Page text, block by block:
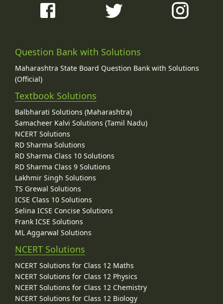
Question Bank with Solutions
Maharashtra State Board Question Bank with Solutions
(Official)
Textbook Solutions
Balbharati Solutions (Maharashtra)
Samacheer Kalvi Solutions (Tamil Nadu)
NCERT Solutions
RD Sharma Solutions
RD Sharma Class 10 Solutions
RD Sharma Class 9 Solutions
Lakhmir Singh Solutions
TS Grewal Solutions
ICSE Class 10 Solutions
Selina ICSE Concise Solutions
Frank ICSE Solutions
ML Aggarwal Solutions
NCERT Solutions
NCERT Solutions for Class 12 Maths
NCERT Solutions for Class 12 Physics
NCERT Solutions for Class 12 Chemistry
NCERT Solutions for Class 12 Biology